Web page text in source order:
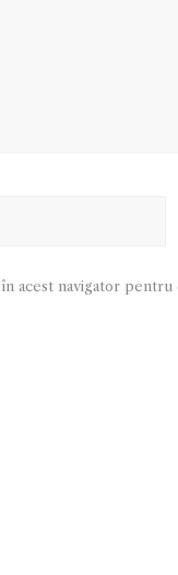
acest navigator pentru